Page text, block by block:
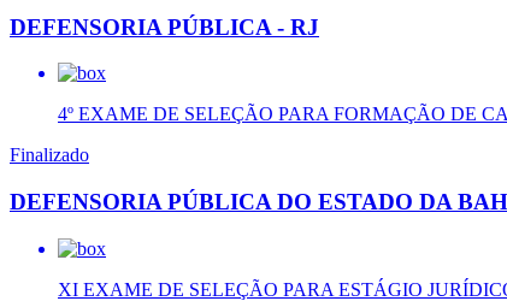
DEFENSORIA PÚBLICA - RJ
4º EXAME DE SELEÇÃO PARA FORMAÇÃO DE
Finalizado
DEFENSORIA PÚBLICA DO ESTADO DA
XI EXAME DE SELEÇÃO PARA ESTÁGIO